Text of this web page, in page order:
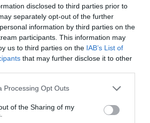
disclosed to third parties prior to
separately opt-out of the further
information by third parties on the
participants. This information may
us to third parties on the IAB’s List of
that may further disclose it to other
website/app uses one or more Google
or usage behaviour. You may click to
to Google and its third-party tags to
Processing Opt Outs
of the Sharing of my
έχουν αγγίξει ούτε οι μειώσεις μισθών και
ούτε η κρίση ούτε οι φόροι? Πάλι
πλουτίσει το κράτος και οι λογιστές.